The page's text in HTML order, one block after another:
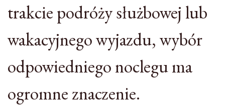
trakcie podróży służbowej lub
wakacyjnego wyjazdu, wybór
odpowiedniego noclegu ma
ogromne znaczenie.